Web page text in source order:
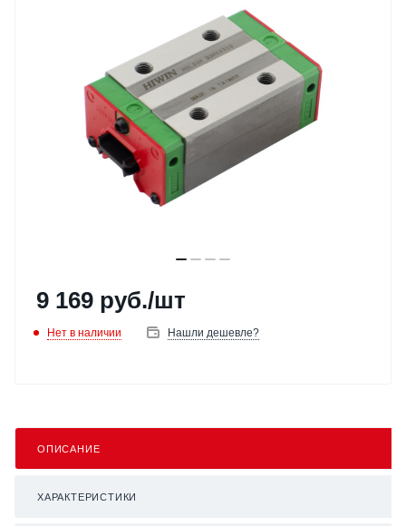
9 169 руб./шт
Нет в наличии Нашли дешевле?
ОПИСАНИЕ
ХАРАКТЕРИСТИКИ